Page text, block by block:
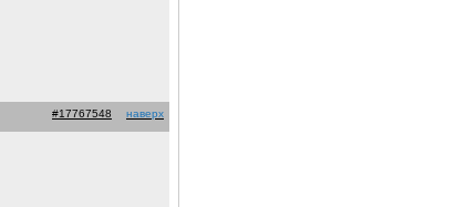
#17767548 наверх